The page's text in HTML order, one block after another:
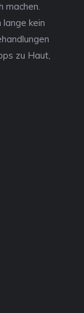
machen.
kein
zu Haut,